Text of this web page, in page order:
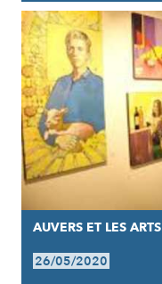
AUVERS ET LES ARTS
26/05/2020